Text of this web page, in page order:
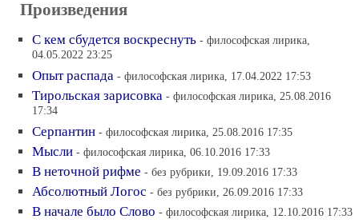
Произведения
С кем сбудется воскреснуть - философская лирика,
04.05.2022 23:25
Опыт распада - философская лирика, 17.04.2022 17:53
Тирольская зарисовка - философская лирика, 25.08.2016
17:34
Серпантин - философская лирика, 25.08.2016 17:35
Мысли - философская лирика, 06.10.2016 17:33
В неточной рифме - без рубрики, 19.09.2016 17:33
Абсолютный Логос - без рубрики, 26.09.2016 17:33
В начале было Слово - философская лирика, 12.10.2016 17:33